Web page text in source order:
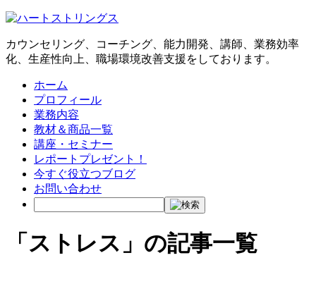
カウンセリング、コーチング、能力開発、講師、業務効率
化、生産性向上、職場環境改善支援をしております。
ホーム
プロフィール
業務内容
教材＆商品一覧
講座・セミナー
レポートプレゼント！
今すぐ役立つブログ
お問い合わせ
「ストレス」の記事一覧